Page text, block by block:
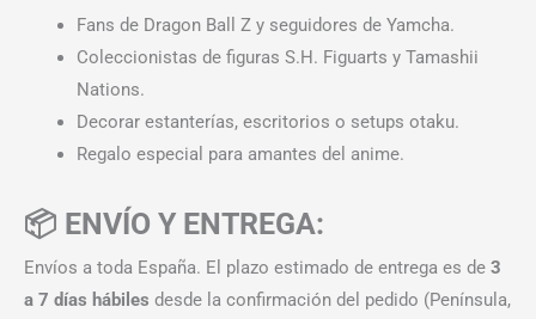
Fans de Dragon Ball Z y seguidores de Yamcha.
Coleccionistas de figuras S.H. Figuarts y Tamashii
Nations.
Decorar estanterías, escritorios o setups otaku.
Regalo especial para amantes del anime.
📦 ENVÍO Y ENTREGA:
Envíos a toda España. El plazo estimado de entrega es de 3
a 7 días hábiles desde la confirmación del pedido (Península,